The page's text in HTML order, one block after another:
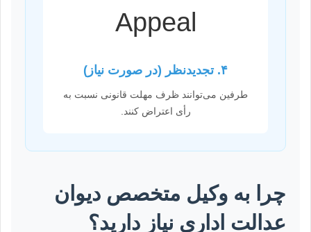
Appeal
۴. تجدیدنظر (در صورت نیاز)
طرفین می‌توانند ظرف مهلت قانونی نسبت به
رأی اعتراض کنند.
چرا به وکیل متخصص دیوان
عدالت اداری نیاز دارید؟